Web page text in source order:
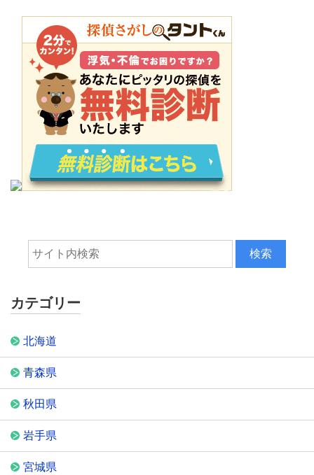
カテゴリー
北海道
青森県
秋田県
岩手県
宮城県